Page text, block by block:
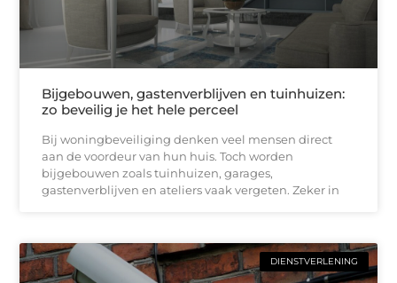
Bijgebouwen, gastenverblijven en tuinhuizen:
zo beveilig je het hele perceel
Bij woningbeveiliging denken veel mensen direct
aan de voordeur van hun huis. Toch worden
bijgebouwen zoals tuinhuizen, garages,
gastenverblijven en ateliers vaak vergeten. Zeker in
DIENSTVERLENING